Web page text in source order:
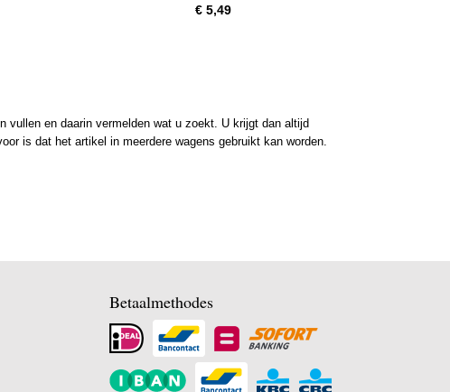
€ 5,49
en daarin vermelden wat u zoekt. U krijgt dan altijd
is dat het artikel in meerdere wagens gebruikt kan worden.
Betaalmethodes